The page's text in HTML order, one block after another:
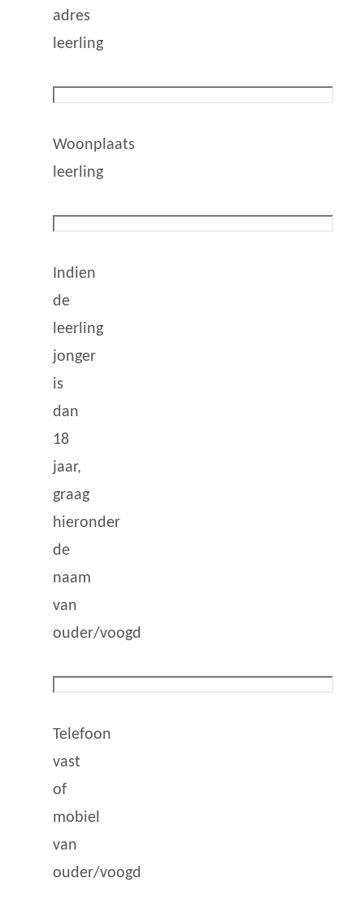
adres
leerling
Woonplaats
leerling
Indien
de
leerling
jonger
is
dan
18
jaar,
graag
hieronder
de
naam
van
ouder/voogd
Telefoon
vast
of
mobiel
van
ouder/voogd